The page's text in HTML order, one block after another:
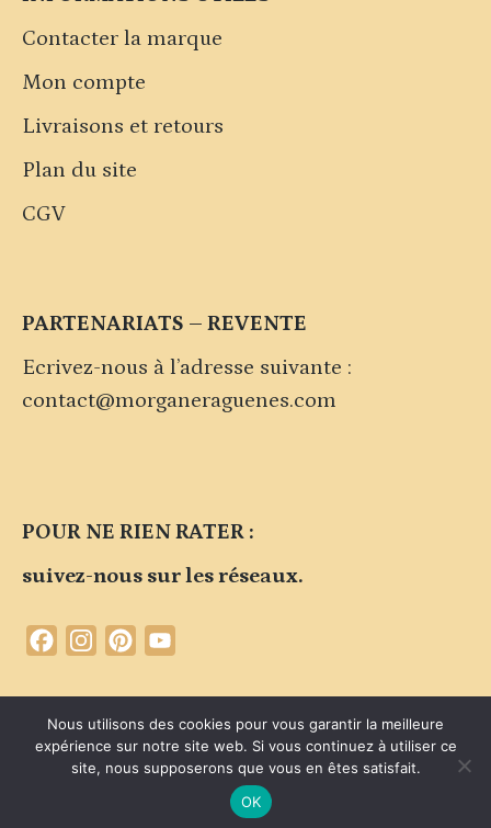
Contacter la marque
Mon compte
Livraisons et retours
Plan du site
CGV
PARTENARIATS – REVENTE
Ecrivez-nous à l’adresse suivante :
contact@morganeraguenes.com
POUR NE RIEN RATER :
suivez-nous sur les réseaux.
FacebookInstagramPinterest
Mentions légales du site
Nous utilisons des cookies pour vous garantir la meilleure
expérience sur notre site web. Si vous continuez à utiliser ce
site, nous supposerons que vous en êtes satisfait.
OK